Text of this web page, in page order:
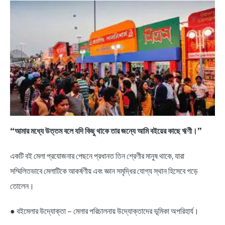
“আমার মধ্যে উত্তম বলে যদি কিছু থাকে তার জন্যে আমি বইয়ের কাছে ঋণী।”
একটি বই মেলা প্রযোজনার পেছনে প্রধানত তিন শ্রেণীর মানুষ থাকে, যারা
সম্মিলিতভাবে মেলাটিকে আকর্ষণীয় এবং জ্ঞান সমৃদ্ধির যোগ্য স্থান হিসেবে গড়ে
তোলেন।
● বইমেলার উদ্যোক্তা – মেলার পরিচালনায় উদ্যোক্তাদের ভূমিকা অপরিহার্য।